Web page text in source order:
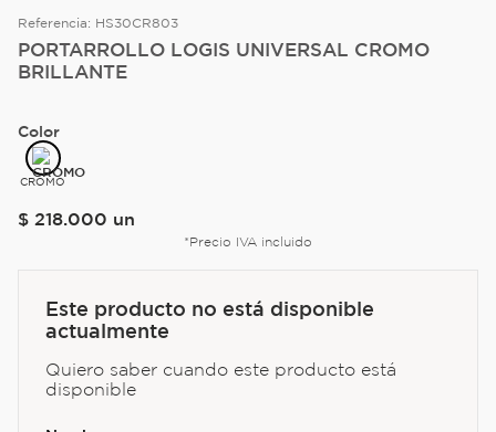
Referencia: HS30CR803
PORTARROLLO LOGIS UNIVERSAL CROMO
BRILLANTE
Color
CROMO
$ 218.000 un
*Precio IVA incluido
Este producto no está disponible
actualmente
Quiero saber cuando este producto está
disponible